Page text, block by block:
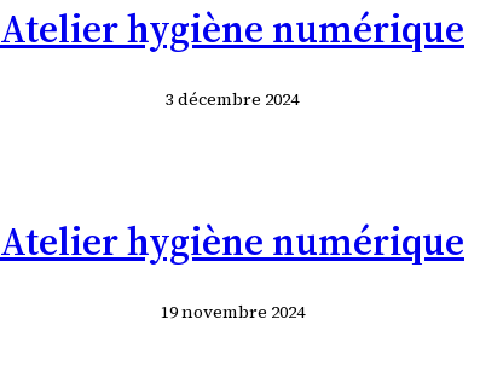
Atelier hygiène numérique
3 décembre 2024
Atelier hygiène numérique
19 novembre 2024